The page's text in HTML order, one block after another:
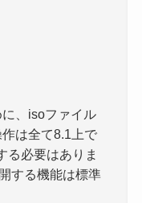
、isoファイル
は全て8.1上で
る必要はありま
する機能は標準